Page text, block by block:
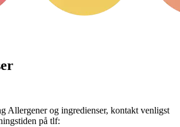
Allergener og ingredienser, kontakt venligst
på tlf: